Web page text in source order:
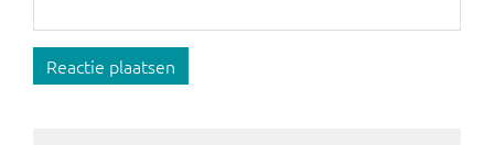
Reactie plaatsen